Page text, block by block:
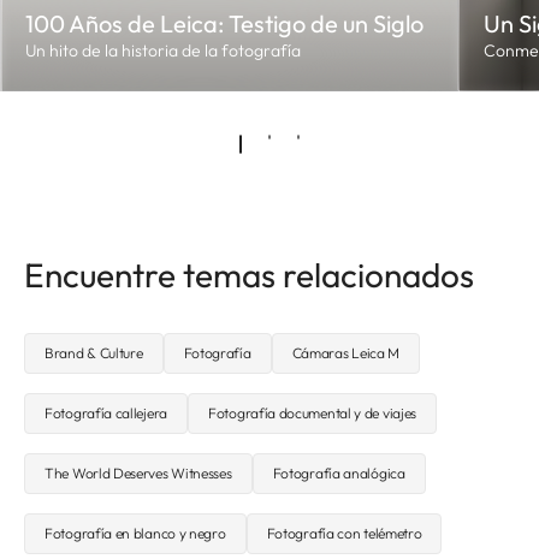
100 Años de Leica: Testigo de un Siglo
Un hito de la historia de la fotografía
Un
Encuentre temas relacionados
Brand & Culture Fotografía Cámaras Leica M
Fotografía callejera Fotografía documental y de viajes
The World Deserves Witnesses Fotografía analógica
Fotografía en blanco y negro Fotografía con telémetro